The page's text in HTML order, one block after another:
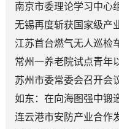
南京市委理论学习中心
无锡再度斩获国家级产
顶层赛道
江苏首台燃气无人巡检
常州一养老院试点青年
苏州市委常委会召开会
如东：在向海图强中锻
连云港市安防产业合作